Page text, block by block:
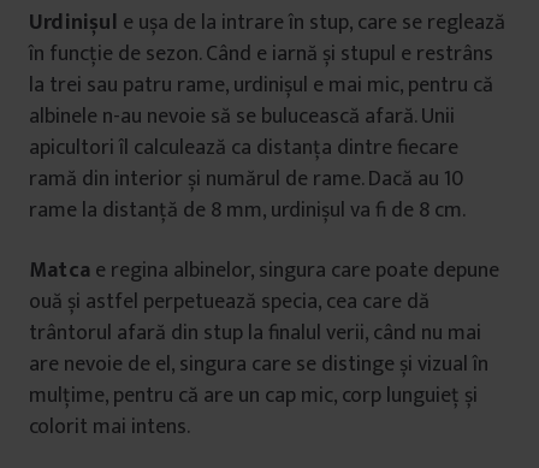
Urdinișul e ușa de la intrare în stup, care se reglează
în funcție de sezon. Când e iarnă și stupul e restrâns
la trei sau patru rame, urdinișul e mai mic, pentru că
albinele n-au nevoie să se bulucească afară. Unii
apicultori îl calculează ca distanța dintre fiecare
ramă din interior și numărul de rame. Dacă au 10
rame la distanță de 8 mm, urdinișul va fi de 8 cm.
Matca e regina albinelor, singura care poate depune
ouă și astfel perpetuează specia, cea care dă
trântorul afară din stup la finalul verii, când nu mai
are nevoie de el, singura care se distinge și vizual în
mulțime, pentru că are un cap mic, corp lunguieț și
colorit mai intens.